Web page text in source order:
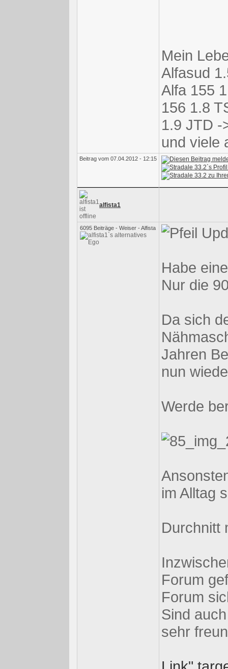
Mein
Alfasud
Alfa 155
156 1.8
1.9 JTD -
und viele
Beitrag vom 07.04.2012 - 12:15
alfista1
6095 Beiträge - Weiser - Alfista
Habe
Nur die
Da sich
Jahren
nun
Werde
im Alltag
Durchnitt
Forum
Forum
Sind
sehr